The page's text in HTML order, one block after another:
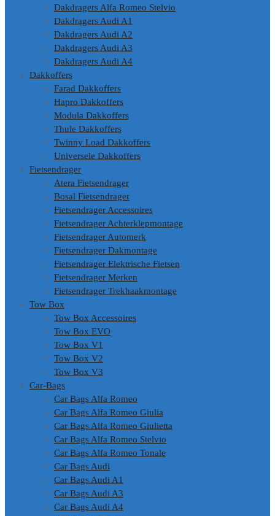
Dakdragers Alfa Romeo Stelvio
Dakdragers Audi A1
Dakdragers Audi A2
Dakdragers Audi A3
Dakdragers Audi A4
Dakkoffers
Farad Dakkoffers
Hapro Dakkoffers
Modula Dakkoffers
Thule Dakkoffers
Twinny Load Dakkoffers
Universele Dakkoffers
Fietsendrager
Atera Fietsendrager
Bosal Fietsendrager
Fietsendrager Accessoires
Fietsendrager Achterklepmontage
Fietsendrager Automerk
Fietsendrager Dakmontage
Fietsendrager Elektrische Fietsen
Fietsendrager Merken
Fietsendrager Trekhaakmontage
Tow Box
Tow Box Accessoires
Tow Box EVO
Tow Box V1
Tow Box V2
Tow Box V3
Car-Bags
Car Bags Alfa Romeo
Car Bags Alfa Romeo Giulia
Car Bags Alfa Romeo Giulietta
Car Bags Alfa Romeo Stelvio
Car Bags Alfa Romeo Tonale
Car Bags Audi
Car Bags Audi A1
Car Bags Audi A3
Car Bags Audi A4